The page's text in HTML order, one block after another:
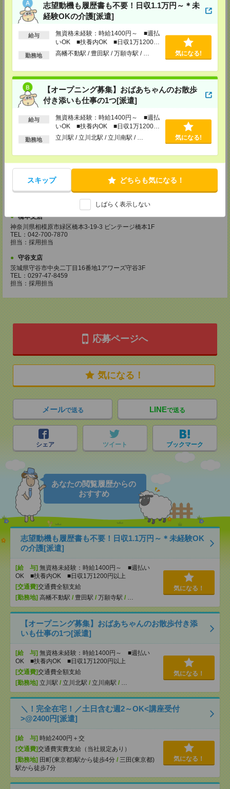
志望動機も履歴書も不要！日収1.1万円～＊未
経験OKの介護[派遣]
給与
無資格未経験：時給1400円～ ■週払
いOK ■扶養内OK ■日収1万1200円
以上
勤務地 高幡不動駅 / 豊田駅 / 万願寺駅 / … 気になる!
【オープニング募集】おばあちゃんのお散歩
付き添いも仕事の1つ[派遣]
給与
無資格未経験：時給1400円～ ■週払
いOK ■扶養内OK ■日収1万1200円
以上
勤務地 立川駅 / 立川北駅 / 立川南駅 / … 気になる!
スキップ どちらも気になる！
しばらく表示しない
西船橋支店
千葉県船橋市印内町594-1 西船橋NSTビル2F
TEL：047-410-0204
担当：採用担当
松戸支店
TEL：047-700-5726
担当：採用担当
成田支店
千葉県成田市花崎816-2 田村ビル2階
担当：採用担当
千葉県柏市柏1-2-38 さくら柏ビル8F
津田沼支店
千葉県船橋市前原西2-12-7 津田沼第一生命ビル5F
TEL：047-470-5372
橋本支店
神奈川県相模原市緑区橋本3-19-3 ビンテージ橋本1F
TEL：042-700-7870
担当：採用担当
守谷支店
茨城県守谷市中央二丁目16番地1アワーズ守谷3F
TEL：0297-47-8459
担当：採用担当
応募ページへ
気になる！
メールで送る LINEで送る
シェア ツイート ブックマーク
あなたの閲覧履歴からの
おすすめ
志望動機も履歴書も不要！日収1.1万円～＊未経験OK
の介護[派遣]
[給 与] 無資格未経験：時給1400円～ ■週払い
OK ■扶養内OK ■日収1万1200円以上
[交通費]交通費全額支給
[勤務地] 高幡不動駅 / 豊田駅 / 万願寺駅 / …
気になる！
【オープニング募集】おばあちゃんのお散歩付き添
いも仕事の1つ[派遣]
[給 与] 無資格未経験：時給1400円～ ■週払い
OK ■扶養内OK ■日収1万1200円以上
[交通費]交通費全額支給
[勤務地] 立川駅 / 立川北駅 / 立川南駅 / …
気になる！
＼！完全在宅！／土日含む週2～OK<講座受付
>@2400円[派遣]
[給 与] 時給2400円＋交
[交通費]交通費実費支給（当社規定あり）
[勤務地] 田町(東京都)駅から徒歩4分 / 三田(東京都)
駅から徒歩7分
気になる！